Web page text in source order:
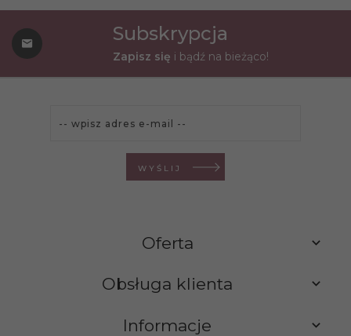
Subskrypcja
Zapisz się i bądź na bieżąco!
WYŚLIJ
Oferta
Obsługa klienta
Informacje